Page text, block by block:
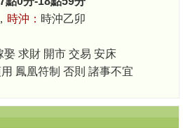
時沖： 時沖乙卯
娶 求財 開市 交易 安床
鳳凰符制 否則 諸事不宜